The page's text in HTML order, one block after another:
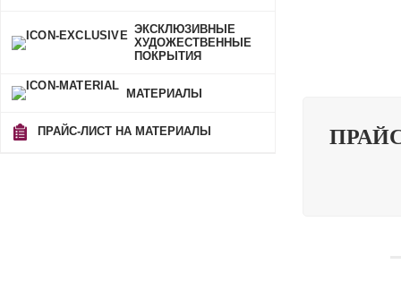
ЭКСКЛЮЗИВНЫЕ
ХУДОЖЕСТВЕННЫЕ
ПОКРЫТИЯ
МАТЕРИАЛЫ
ПРАЙС-ЛИСТ НА МАТЕРИАЛЫ